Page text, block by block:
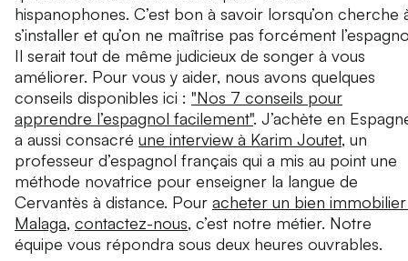
hispanophones. C’est bon à savoir lorsqu’on cherche
s’installer et qu’on ne maîtrise pas forcément
Il serait tout de même judicieux de songer à vous
améliorer. Pour vous y aider, nous avons quelques
conseils disponibles ici : "Nos 7 conseils pour
apprendre l’espagnol facilement". J’achète en
a aussi consacré une interview à Karim Joutet, un
professeur d’espagnol français qui a mis au point une
méthode novatrice pour enseigner la langue de
Cervantès à distance. Pour acheter un bien
Malaga, contactez-nous, c’est notre métier. Notre
équipe vous répondra sous deux heures ouvrables.